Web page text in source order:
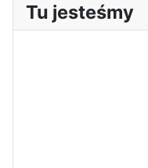
Tu jesteśmy